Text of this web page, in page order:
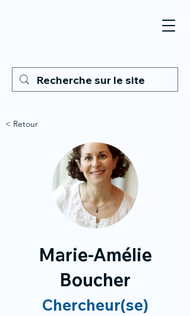
< Retour
Marie-Amélie
Boucher
Chercheur(se)